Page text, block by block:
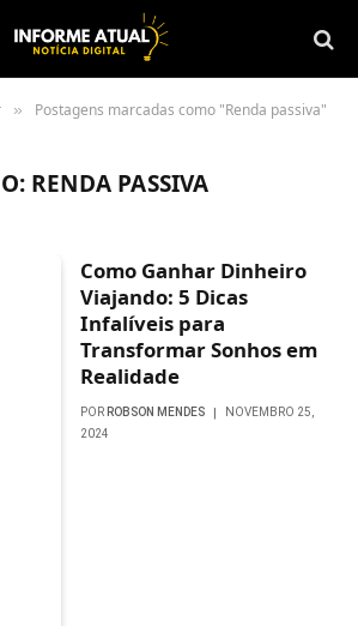
» Postagens marcadas como "Renda passiva"
RENDA PASSIVA
Como Ganhar Dinheiro
Viajando: 5 Dicas
Infalíveis para
Transformar Sonhos em
Realidade
POR ROBSON MENDES
NOVEMBRO 25,
2024